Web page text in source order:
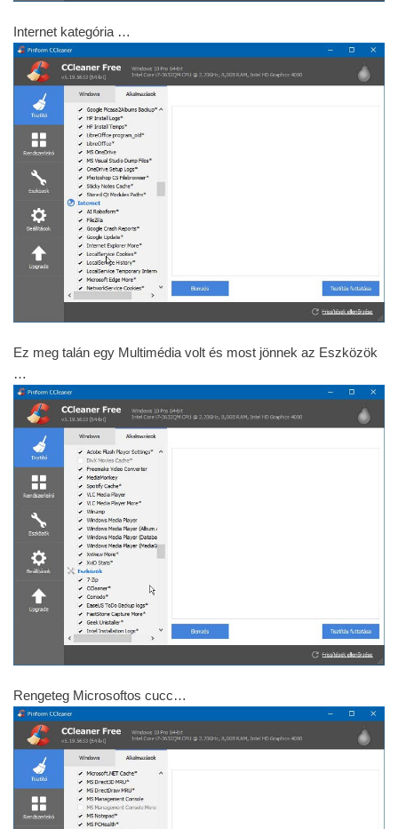
Internet kategória …
Ez meg talán egy Multimédia volt és most jönnek az Eszközök
…
Rengeteg Microsoftos cucc…